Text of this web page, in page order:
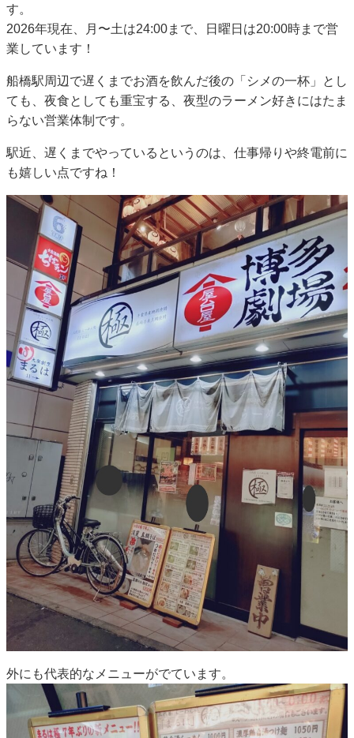
す。
2026年現在、月〜土は24:00まで、日曜日は20:00時まで営
業しています！
船橋駅周辺で遅くまでお酒を飲んだ後の「シメの一杯」とし
ても、夜食としても重宝する、夜型のラーメン好きにはたま
らない営業体制です。
駅近、遅くまでやっているというのは、仕事帰りや終電前に
も嬉しい点ですね！
外にも代表的なメニューがでています。